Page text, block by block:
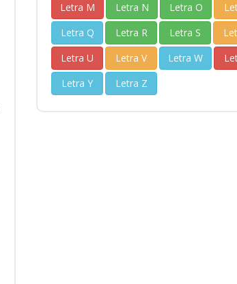
Letra M
Letra N Letra O
Letra Q
Letra R Letra S
Letra U
Letra V Letra W
Letra Y
Letra Z